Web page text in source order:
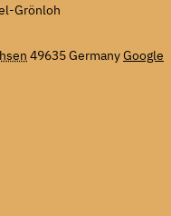
Grönloh
49635GermanyGoogle